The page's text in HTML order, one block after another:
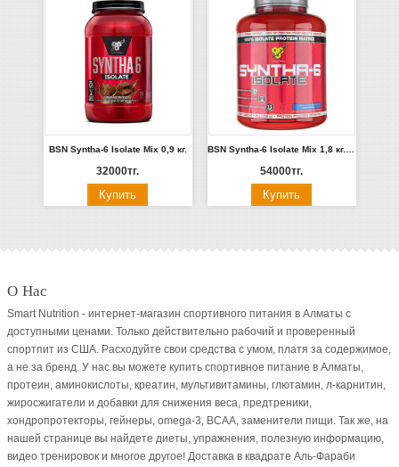
BSN Syntha-6 Isolate Mix 0,9 кг.
32000тг. 54000тг.
О Нас
Smart Nutrition - интернет-магазин спортивного питания в Алматы с
доступными ценами. Только действительно рабочий и проверенный
спортпит из США. Расходуйте свои средства с умом, платя за содержимое,
а не за бренд. У нас вы можете купить спортивное питание в Алматы,
протеин, аминокислоты, креатин, мультивитамины, глютамин, л-карнитин,
жиросжигатели и добавки для снижения веса, предтреники,
хондропротекторы, гейнеры, omega-3, BCAA, заменители пищи. Так же, на
нашей странице вы найдете диеты, упражнения, полезную информацию,
видео тренировок и многое другое! Доставка в квадрате Аль-Фараби